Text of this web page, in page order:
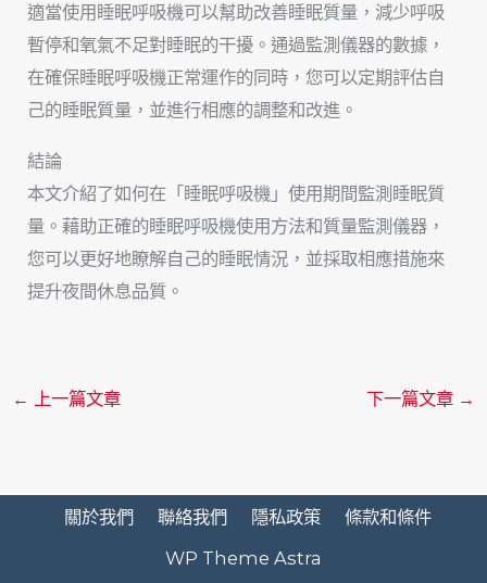
適當使用睡眠呼吸機可以幫助改善睡眠質量，減少呼吸
暫停和氧氣不足對睡眠的干擾。通過監測儀器的數據，
在確保睡眠呼吸機正常運作的同時，您可以定期評估自
己的睡眠質量，並進行相應的調整和改進。
結論
本文介紹了如何在「睡眠呼吸機」使用期間監測睡眠質
量。藉助正確的睡眠呼吸機使用方法和質量監測儀器，
您可以更好地瞭解自己的睡眠情況，並採取相應措施來
提升夜間休息品質。
← 上一篇文章 下一篇文章 →
關於我們 聯絡我們 隱私政策
條款和條件
WP Theme Astra